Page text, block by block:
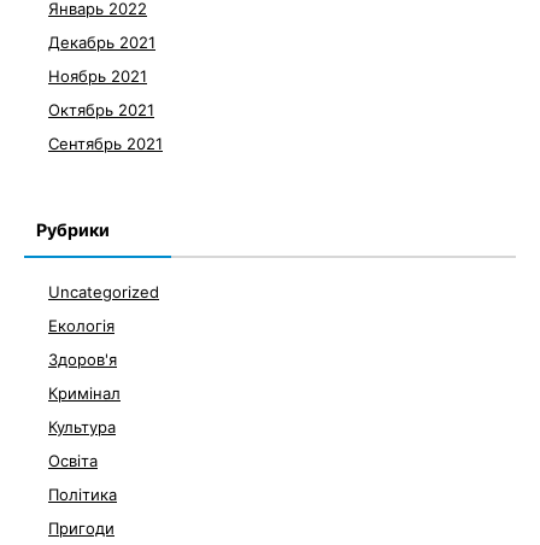
Январь 2022
Декабрь 2021
Ноябрь 2021
Октябрь 2021
Сентябрь 2021
Рубрики
Uncategorized
Екологія
Здоров'я
Кримінал
Культура
Освіта
Політика
Пригоди